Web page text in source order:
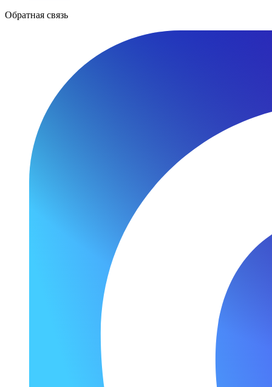
Обратная связь